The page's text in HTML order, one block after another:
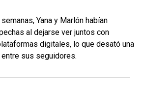
Yana y Marlón habían
al dejarse ver juntos con
digitales, lo que desató una
sus seguidores.